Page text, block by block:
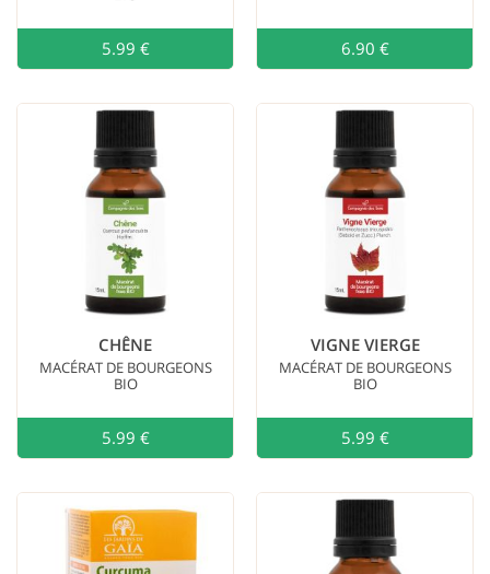
5.99 € Ajouter au6.90 €
CHÊNE
MACÉRAT DE BOURGEONS
BIO
5.99 € Ajouter au
VIGNE VIERGE
MACÉRAT DE BOURGEONS
BIO
5.99 €